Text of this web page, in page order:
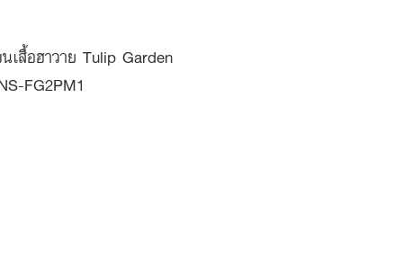
สื้อฮาวาย Tulip Garden
FG2PM1